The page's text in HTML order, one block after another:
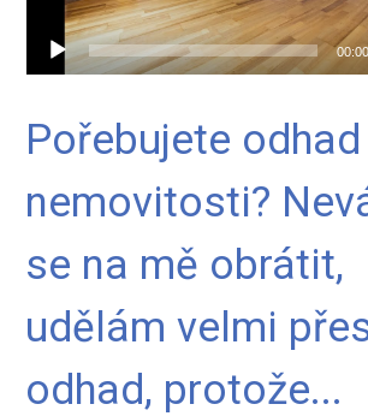
00:00
Pořebujete
nemovitosti?
se na mě obrátit,
udělám velmi
odhad, protože...